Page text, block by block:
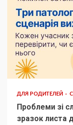
ДЛЯ РОДИТЕЛЕЙ
Проблеми зі
зразок листа